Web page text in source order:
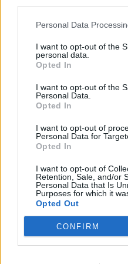
Personal Data
I want to opt-out of the
personal data.
Opted In
I want to opt-out of the
Personal Data.
Opted In
I want to opt-out of
Personal Data for
Opted In
I want to opt-out of
Retention, Sale, and/or
Personal Data that Is
Purposes for which it
Opted Out
CONFIRM
Best of Crete
Η νέα εποχή της